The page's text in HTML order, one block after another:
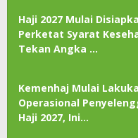
Haji 2027 Mulai
Perketat Syarat
Tekan Angka …
Kemenhaj Mulai
Operasional
Haji 2027, Ini…